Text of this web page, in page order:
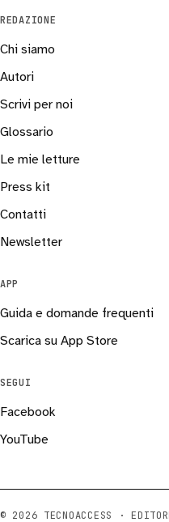
REDAZIONE
Chi siamo
Autori
Scrivi per noi
Glossario
Le mie letture
Press kit
Contatti
Newsletter
APP
Guida e domande frequenti
Scarica su App Store
SEGUI
Facebook
YouTube
© 2026 TECNOACCESS ·